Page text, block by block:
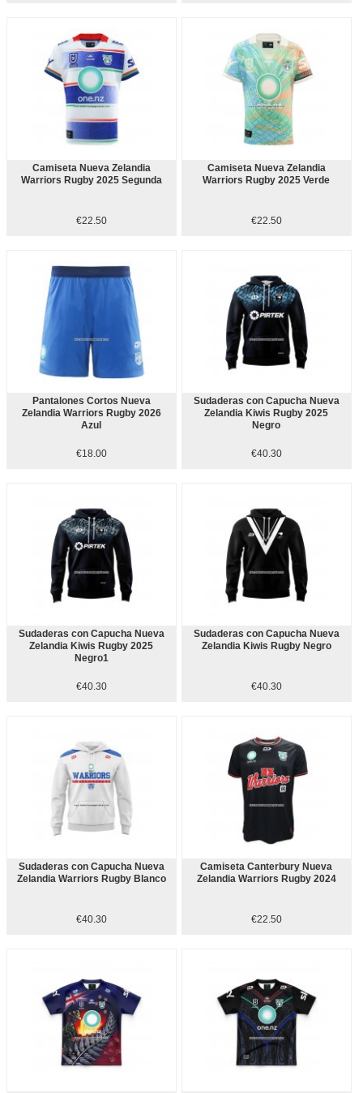
Camiseta Nueva Zelandia
Warriors Rugby 2025 Segunda
€22.50
Camiseta Nueva Zelandia
Warriors Rugby 2025 Verde
€22.50
Pantalones Cortos Nueva
Zelandia Warriors Rugby 2026
Azul
€18.00
Sudaderas con Capucha Nueva
Zelandia Kiwis Rugby 2025
Negro
€40.30
Sudaderas con Capucha Nueva
Zelandia Kiwis Rugby 2025
Negro1
€40.30
Sudaderas con Capucha Nueva
Zelandia Kiwis Rugby Negro
€40.30
Sudaderas con Capucha Nueva
Zelandia Warriors Rugby Blanco
€40.30
Camiseta Canterbury Nueva
Zelandia Warriors Rugby 2024
€22.50